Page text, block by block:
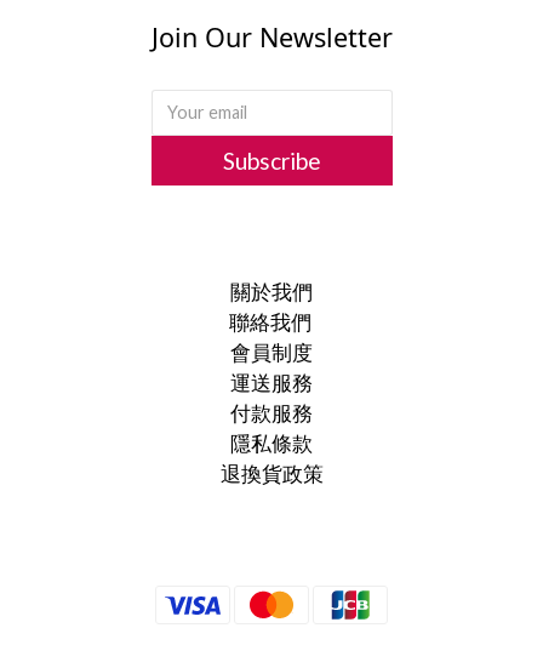
Join Our Newsletter
Subscribe
關於我們
聯絡我們
會員制度
運送服務
付款服務
隱私條款
退換貨政策